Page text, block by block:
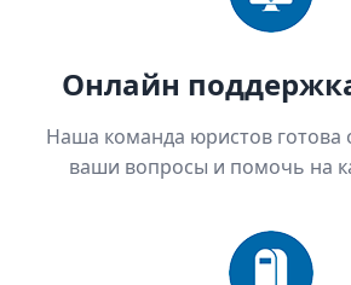
Онлайн
Наша команда юристов готова
ваши вопросы и помочь на